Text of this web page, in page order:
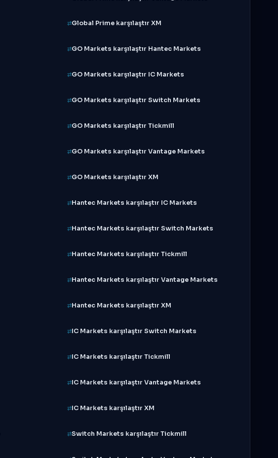
Global Prime karşılaştır XM
GO Markets karşılaştır Hantec Markets
GO Markets karşılaştır IC Markets
GO Markets karşılaştır Switch Markets
GO Markets karşılaştır Tickmill
GO Markets karşılaştır Vantage Markets
GO Markets karşılaştır XM
Hantec Markets karşılaştır IC Markets
Hantec Markets karşılaştır Switch Markets
Hantec Markets karşılaştır Tickmill
Hantec Markets karşılaştır Vantage Markets
Hantec Markets karşılaştır XM
IC Markets karşılaştır Switch Markets
IC Markets karşılaştır Tickmill
IC Markets karşılaştır Vantage Markets
IC Markets karşılaştır XM
Switch Markets karşılaştır Tickmill